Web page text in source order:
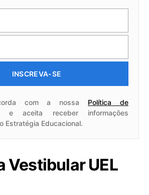
INSCREVA-SE
com a nossa Política de
e aceita receber informações
Estratégia Educacional.
Vestibular UEL